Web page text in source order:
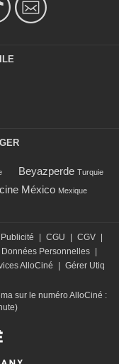
Beyazperde Turquie
México Mexique
Publicité CGU CGV
Données Personnelles
AlloCiné
Gérer Utiq
sur le numéro AlloCiné :